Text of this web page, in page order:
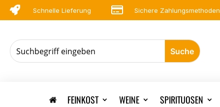
 Schnelle Lieferung  Sichere Zahlungsmethoden
FEINKOST WEINE SPIRITUOSEN